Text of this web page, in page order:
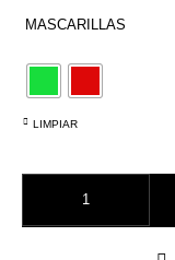
MASCARILLAS
LIMPIAR